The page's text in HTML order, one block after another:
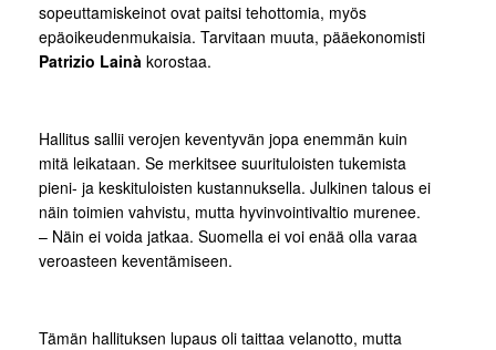
sopeuttamiskeinot ovat paitsi tehottomia, myös
epäoikeudenmukaisia. Tarvitaan muuta, pääekonomisti
Patrizio Lainà korostaa.
Hallitus sallii verojen keventyvän jopa enemmän kuin
mitä leikataan. Se merkitsee suurituloisten tukemista
pieni- ja keskituloisten kustannuksella. Julkinen talous ei
näin toimien vahvistu, mutta hyvinvointivaltio murenee.
– Näin ei voida jatkaa. Suomella ei voi enää olla varaa
veroasteen keventämiseen.
Tämän hallituksen lupaus oli taittaa velanotto, mutta